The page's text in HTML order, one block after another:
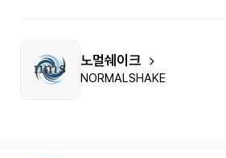
노멀쉐이크
NORMALSHAKE